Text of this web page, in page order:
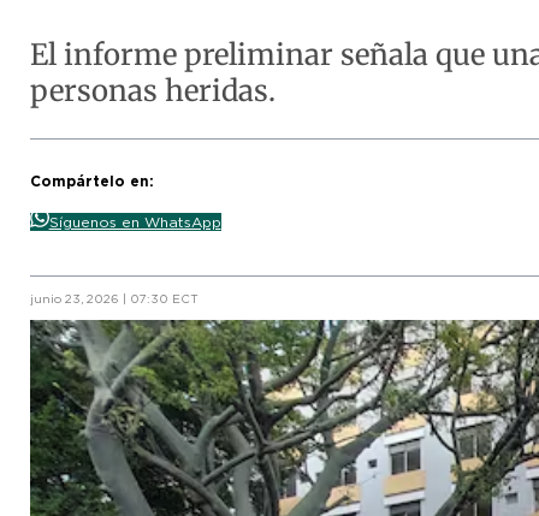
El informe preliminar señala que
personas heridas.
Compártelo en:
Síguenos en WhatsApp
junio 23, 2026 | 07:30 ECT